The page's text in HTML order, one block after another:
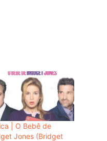
| O Bebê de
Jones (Bridget